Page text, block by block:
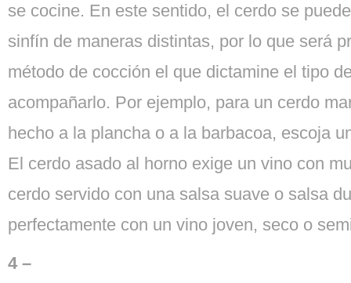
se cocine. En este sentido, el cerdo se
sinfín de maneras distintas, por lo que será
método de cocción el que dictamine el tipo
acompañarlo. Por ejemplo, para un cerdo
hecho a la plancha o a la barbacoa, escoja
El cerdo asado al horno exige un vino con
cerdo servido con una salsa suave o salsa
perfectamente con un vino joven, seco o
4 –